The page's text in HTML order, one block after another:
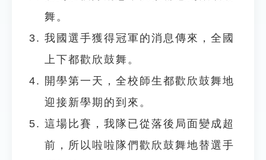
舞。
我國選手獲得冠軍的消息傳來，全國
上下都歡欣鼓舞。
開學第一天，全校師生都歡欣鼓舞地
迎接新學期的到來。
這場比賽，我隊已從落後局面變成超
前，所以啦啦隊們歡欣鼓舞地替選手